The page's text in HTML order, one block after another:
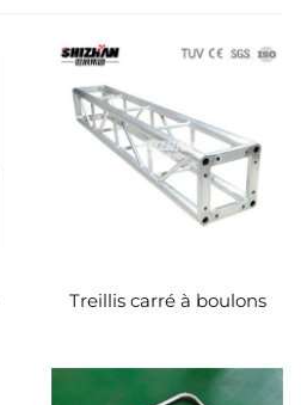
Treillis carré à boulons